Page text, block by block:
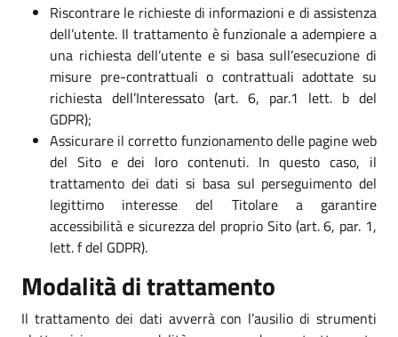
Riscontrare le richieste di informazioni e di assistenza
dell’utente. Il trattamento è funzionale a adempiere a
una richiesta dell’utente e si basa sull’esecuzione di
misure pre-contrattuali o contrattuali adottate su
richiesta dell’Interessato (art. 6, par.1 lett. b del
GDPR);
Assicurare il corretto funzionamento delle pagine web
del Sito e dei loro contenuti. In questo caso, il
trattamento dei dati si basa sul perseguimento del
legittimo interesse del Titolare a garantire
accessibilità e sicurezza del proprio Sito (art. 6, par. 1,
lett. f del GDPR).
Modalità di trattamento
Il trattamento dei dati avverrà con l’ausilio di strumenti